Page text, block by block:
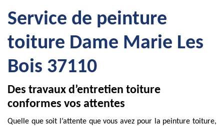
Service de peinture
toiture Dame Marie Les
Bois 37110
Des travaux d’entretien toiture
conformes vos attentes
Quelle que soit l’attente que vous avez pour la peinture toiture,